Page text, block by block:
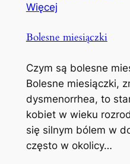
Więcej
Bolesne miesiączki
Czym są bolesne
Bolesne miesiączki,
dysmenorrhea, to
kobiet w wieku
się silnym bólem w
często w okolicy…